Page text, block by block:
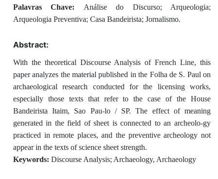
Palavras Chave: Análise do Discurso; Arqueologia;
Arqueologia Preventiva; Casa Bandeirista; Jornalismo.
Abstract:
With the theoretical Discourse Analysis of French Line, this
paper analyzes the material published in the Folha de S. Paul on
archaeological research conducted for the licensing works,
especially those texts that refer to the case of the House
Bandeirista Itaim, Sao Pau-lo / SP. The effect of meaning
generated in the field of sheet is connected to an archeolo-gy
practiced in remote places, and the preventive archeology not
appear in the texts of science sheet strength.
Keywords: Discourse Analysis; Archaeology, Archaeology